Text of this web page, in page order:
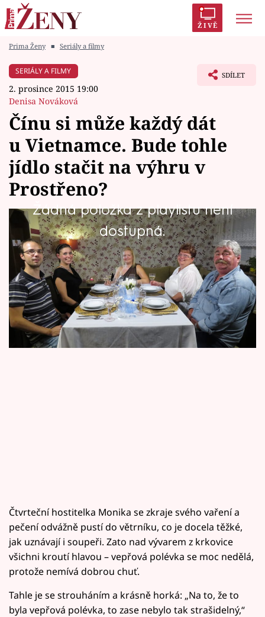
ŽIVĚ
Módní alarm
Témata
Celebrity
Vztahy
Seriály
Horoskopy
Sledujte prima+
Filmový festival Karlovy Vary
Prima Ženy ■ Seriály a filmy
SERIÁLY A FILMY
2. prosince 2015 19:00
Denisa Nováková
SDÍLET
Čínu si může každý dát
u Vietnamce. Bude tohle
jídlo stačit na výhru v
Prostřeno?
Žádná položka z playlistu není
dostupná.
Maminka Monika (37) dělá „čínu“ po
maďarsku a vaří podle Ládi Hrušky. Jen jestli
to bude stačit, aby uspokojila mlsné jazýčky
ostatních soutěžících. Sledujte Prostřeno! ve
čtvrtek v 17.50 na Primě.
Čtvrteční hostitelka Monika se zkraje svého vaření a
pečení odvážně pustí do větrníku, co je docela těžké,
jak uznávají i soupeři. Zato nad vývarem z krkovice
všichni kroutí hlavou – vepřová polévka se moc nedělá,
protože nemívá dobrou chuť.
Tahle je se strouháním a krásně horká: „Na to, že to
byla vepřová polévka, to zase nebylo tak strašidelný,“